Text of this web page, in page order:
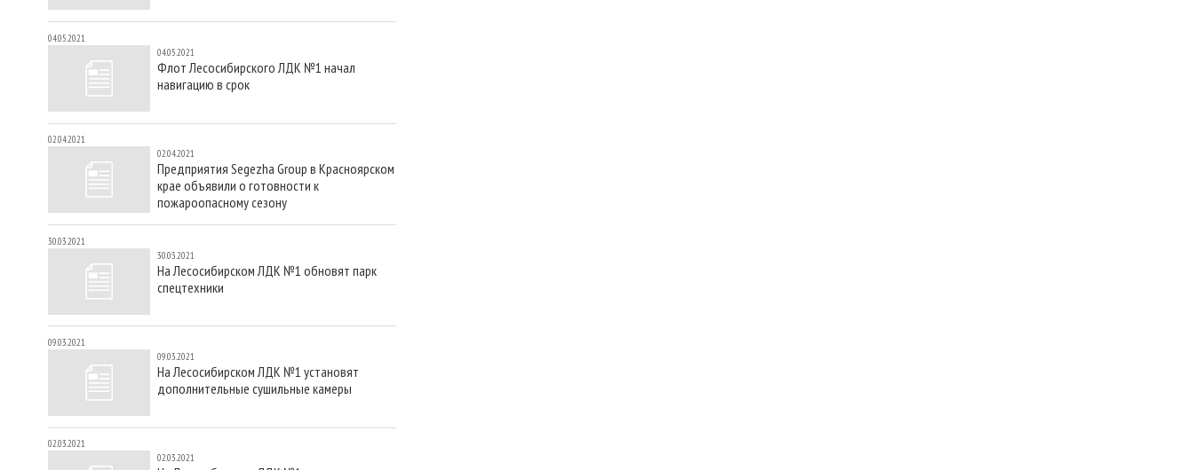
04.05.2021
04.05.2021
Флот Лесосибирского ЛДК №1 начал
навигацию в срок
02.04.2021
02.04.2021
Предприятия Segezha Group в Красноярском
крае объявили о готовности к
пожароопасному сезону
30.03.2021
30.03.2021
На Лесосибирском ЛДК №1 обновят парк
спецтехники
09.03.2021
09.03.2021
На Лесосибирском ЛДК №1 установят
дополнительные сушильные камеры
02.03.2021
02.03.2021